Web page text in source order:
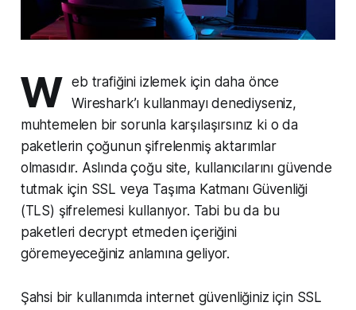
W eb trafiğini izlemek için daha önce
Wireshark’ı kullanmayı denediyseniz,
muhtemelen bir sorunla karşılaşırsınız ki o da
paketlerin çoğunun şifrelenmiş aktarımlar
olmasıdır. Aslında çoğu site, kullanıcılarını güvende
tutmak için SSL veya Taşıma Katmanı Güvenliği
(TLS) şifrelemesi kullanıyor. Tabi bu da bu
paketleri decrypt etmeden içeriğini
göremeyeceğiniz anlamına geliyor.
Şahsi bir kullanımda internet güvenliğiniz için SSL